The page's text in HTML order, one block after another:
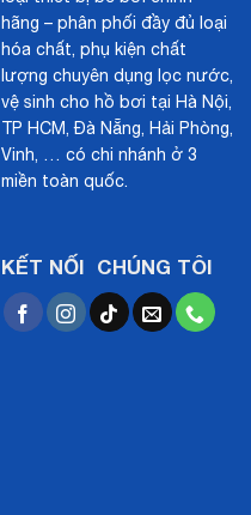
hãng – phân phối đầy đủ loại
hóa chất, phụ kiện chất
lượng chuyên dụng lọc nước,
vệ sinh cho hồ bơi tại Hà Nội,
TP HCM, Đà Nẵng, Hải Phòng,
Vinh, … có chi nhánh ở 3
miền toàn quốc.
KẾT NỐI CHÚNG TÔI